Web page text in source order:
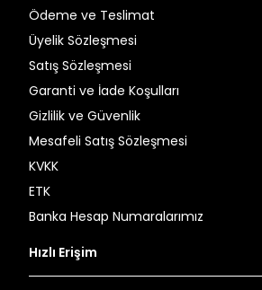
Ödeme ve Teslimat
Üyelik Sözleşmesi
Satış Sözleşmesi
Garanti ve İade Koşulları
Gizlilik ve Güvenlik
Mesafeli Satış Sözleşmesi
KVKK
ETK
Banka Hesap Numaralarımız
Hızlı Erişim